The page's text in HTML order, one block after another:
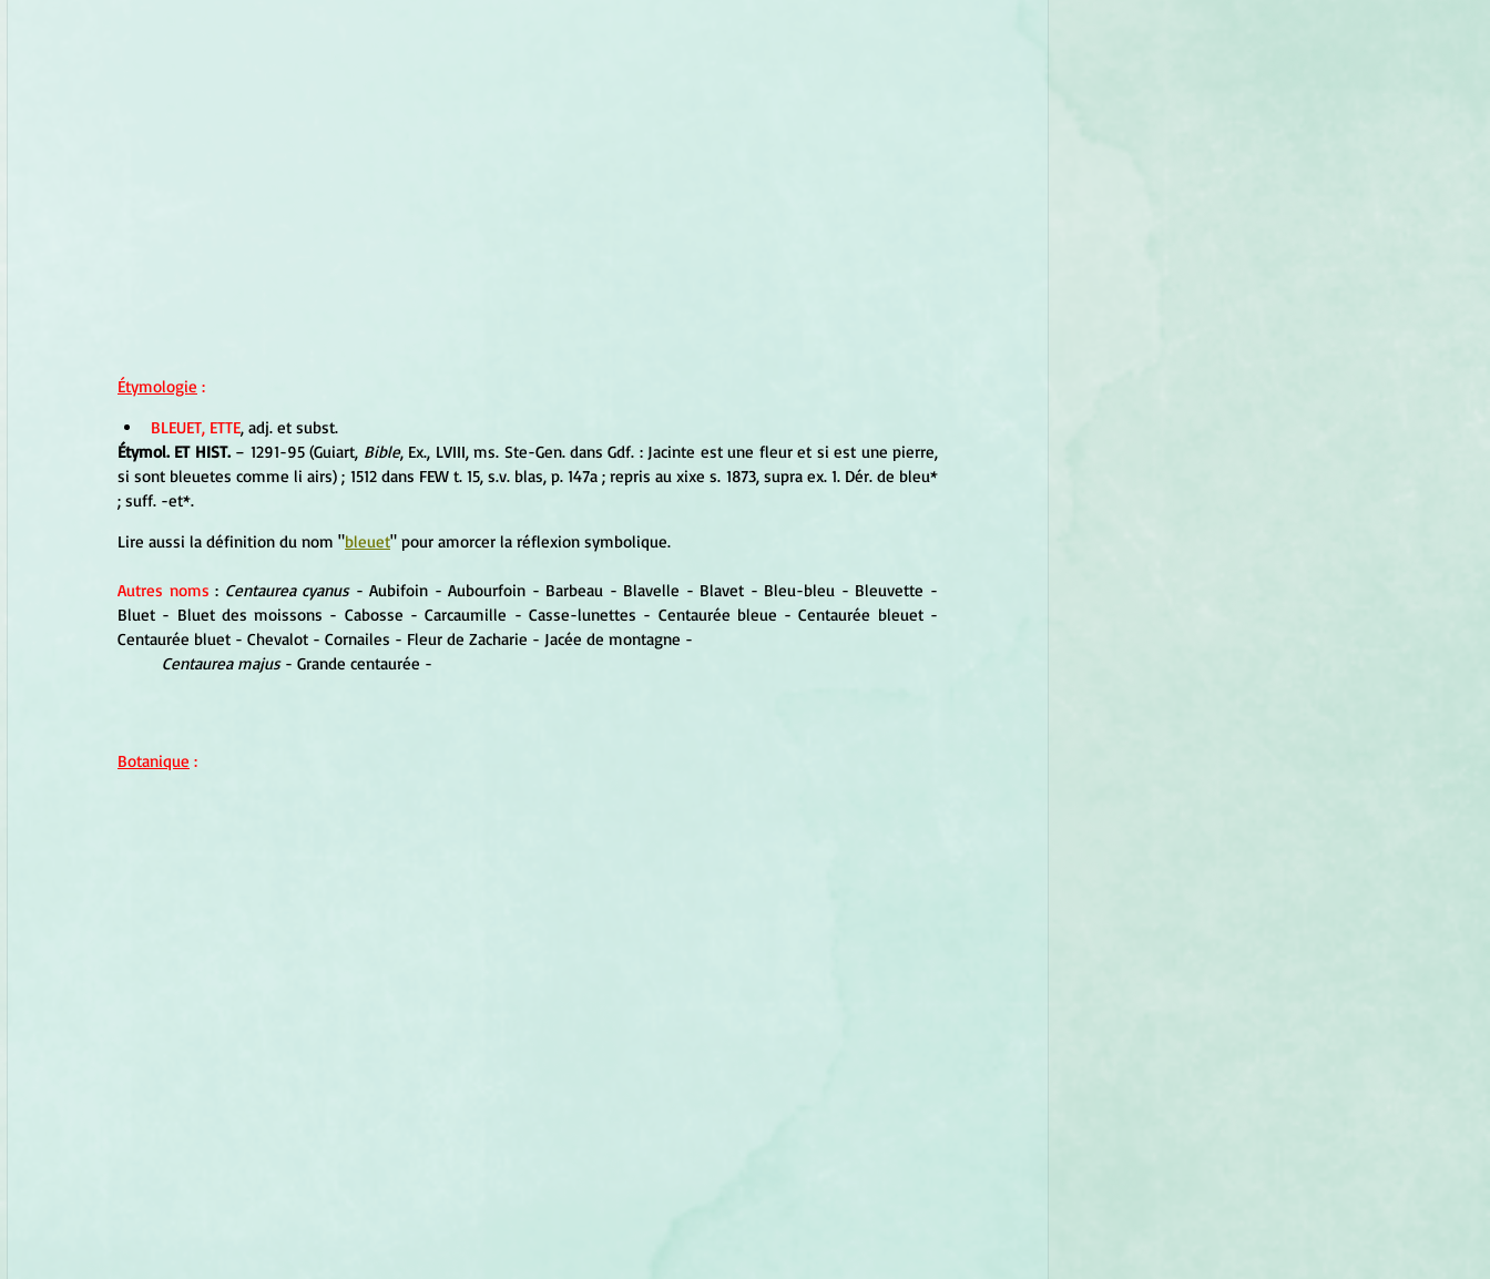
Étymologie :
BLEUET, ETTE, adj. et subst.
Étymol. ET HIST. − 1291-95 (Guiart, Bible, Ex., LVIII, ms. Ste-Gen. dans Gdf. : Jacinte est une fleur et si est une pierre,
si sont bleuetes comme li airs) ; 1512 dans FEW t. 15, s.v. blas, p. 147a ; repris au xixe s. 1873, supra ex. 1. Dér. de bleu*
; suff. -et*.
Lire aussi la définition du nom "bleuet" pour amorcer la réflexion symbolique.
Autres noms : Centaurea cyanus - Aubifoin - Aubourfoin - Barbeau - Blavelle - Blavet - Bleu-bleu - Bleuvette -
Bluet - Bluet des moissons - Cabosse - Carcaumille - Casse-lunettes - Centaurée bleue - Centaurée bleuet -
Centaurée bluet - Chevalot - Cornailes - Fleur de Zacharie - Jacée de montagne -
Centaurea majus - Grande centaurée -
Botanique :